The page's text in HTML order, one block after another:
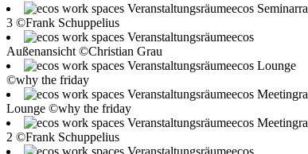
ecos
3 ©Frank Schuppelius
ecos
Außenansicht ©Christian Grau
ecos Lounge
©why the friday
ecos
Lounge ©why the friday
ecos
2 ©Frank Schuppelius
ecos